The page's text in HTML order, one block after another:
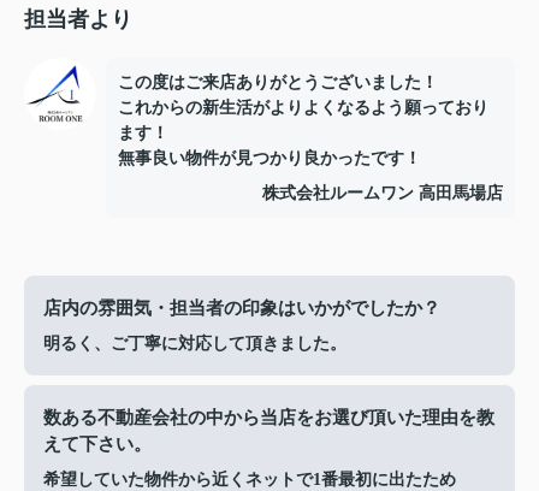
担当者より
この度はご来店ありがとうございました！
これからの新生活がよりよくなるよう願っており
ます！
無事良い物件が見つかり良かったです！
株式会社ルームワン 高田馬場店
店内の雰囲気・担当者の印象はいかがでしたか？
明るく、ご丁寧に対応して頂きました。
数ある不動産会社の中から当店をお選び頂いた理由を教
えて下さい。
希望していた物件から近くネットで1番最初に出たため